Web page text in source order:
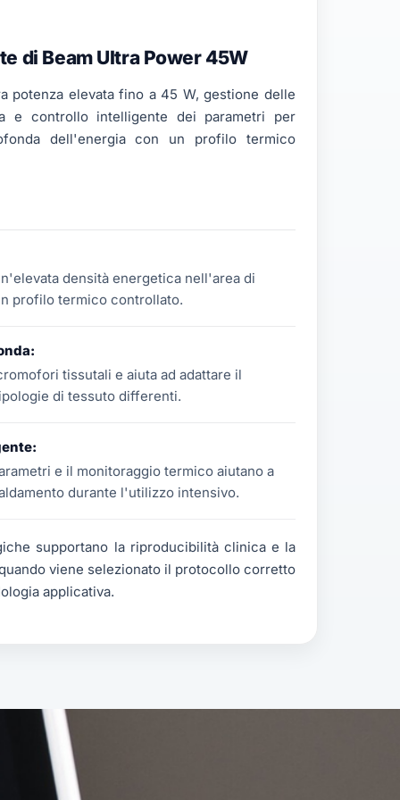
di Beam Ultra Power 45W
potenza elevata fino a 45 W, gestione delle
e controllo intelligente dei parametri per
dell'energia con un profilo termico
densità energetica nell'area di
profilo termico controllato.
tissutali e aiuta ad adattare il
di tessuto differenti.
e il monitoraggio termico aiutano a
durante l'utilizzo intensivo.
supportano la riproducibilità clinica e la
viene selezionato il protocollo corretto
applicativa.